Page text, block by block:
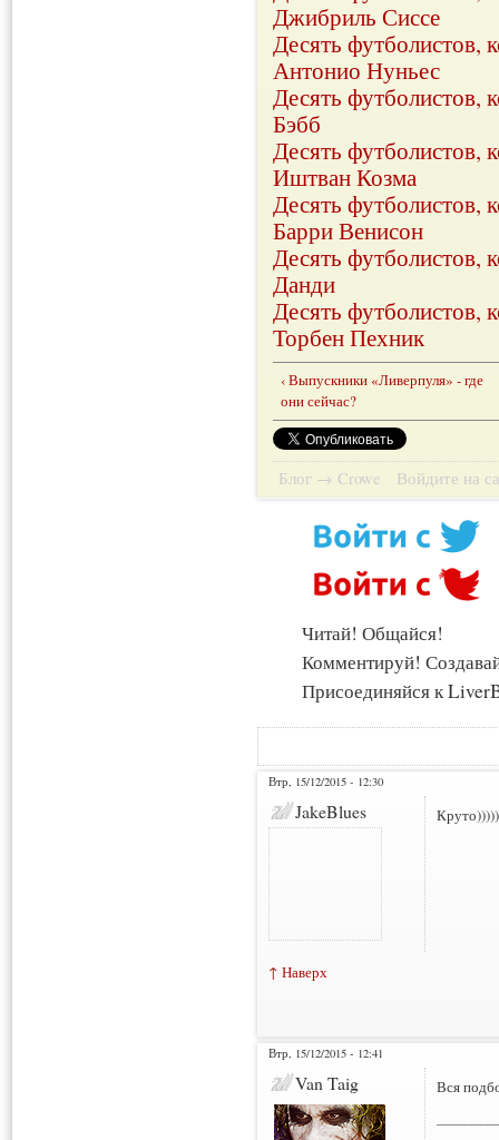
Джибриль Сиссе
Десять футболистов,
Антонио Нуньес
Десять
Бэбб
Десять футболистов,
Иштван Козма
Десять футболистов,
Барри Венисон
Десять
Данди
Десять футболистов,
Торбен Пехник
‹ Выпускники «Ливерпуля» - где
они сейчас?
Блог → Crowe Войдите на
Читай! Общайся!
Комментируй!
Присоединяйся к
Втр, 15/12/2015 - 12:30
JakeBlues Круто)))))
↑ Наверх
Втр, 15/12/2015 - 12:41
Van Taig Вся